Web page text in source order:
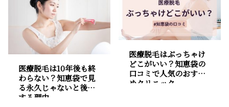
医療脱毛は10年後も終
わらない？知恵袋で見
る永久じゃないと後悔
する理由
医療脱毛はぶっちゃけ
どこがいい？知恵袋の
口コミで人気のおすす
めクリニック